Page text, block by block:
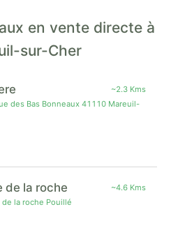
en vente directe à
sur-Cher
~2.3 Kms
des Bas Bonneaux 41110 Mareuil-
de la roche
~4.6 Kms
la roche Pouillé